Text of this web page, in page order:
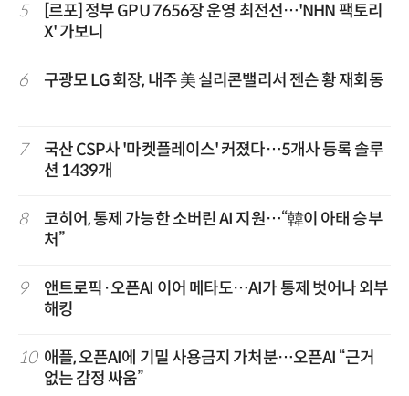
5
[르포] 정부 GPU 7656장 운영 최전선…'NHN 팩토리
X' 가보니
6 구광모 LG 회장, 내주 美 실리콘밸리서 젠슨 황 재회동
7
국산 CSP사 '마켓플레이스' 커졌다…5개사 등록 솔루
션 1439개
8
코히어, 통제 가능한 소버린 AI 지원…“韓이 아태 승부
처”
9
앤트로픽·오픈AI 이어 메타도…AI가 통제 벗어나 외부
해킹
10 애플, 오픈AI에 기밀 사용금지 가처분…오픈AI “근거
없는 감정 싸움”